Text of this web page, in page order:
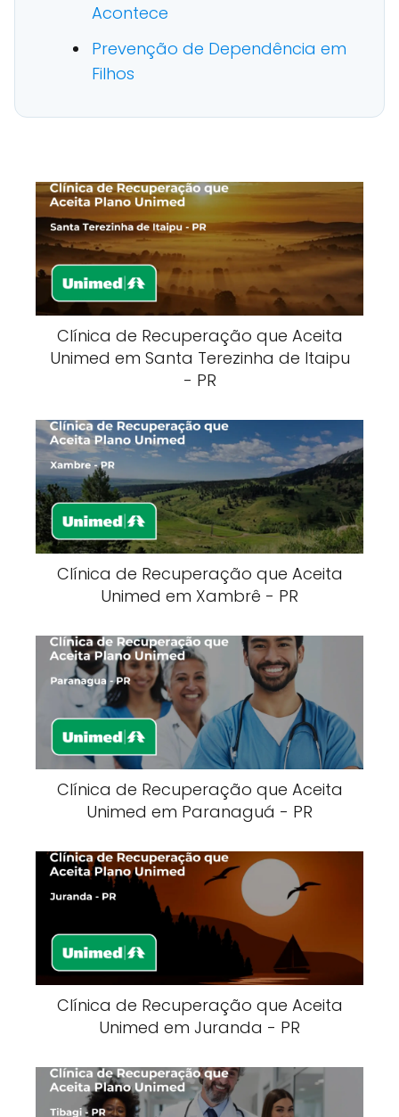
Acontece
Prevenção de Dependência em
Filhos
Clínica de Recuperação que Aceita
Unimed em Santa Terezinha de Itaipu
- PR
Clínica de Recuperação que Aceita
Unimed em Xambrê - PR
Clínica de Recuperação que Aceita
Unimed em Paranaguá - PR
Clínica de Recuperação que Aceita
Unimed em Juranda - PR